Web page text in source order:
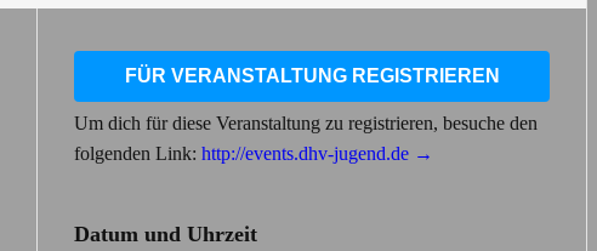
FÜR VERANSTALTUNG REGISTRIEREN
Um dich für diese Veranstaltung zu registrieren, besuche den
folgenden Link: http://events.dhv-jugend.de →
Datum und Uhrzeit